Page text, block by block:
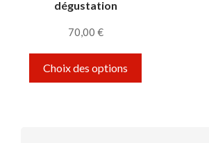
dégustation
70,00 €
Choix des options
Ce produit a